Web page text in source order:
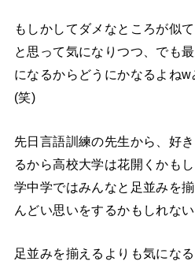
もしかしてダメなところが似
と思って気になりつつ、でも
になるからどうにかなるよね
(笑)
先日言語訓練の先生から、好
るから高校大学は花開くかも
学中学ではみんなと足並みを
んどい思いをするかもしれない
足並みを揃えるよりも気にな